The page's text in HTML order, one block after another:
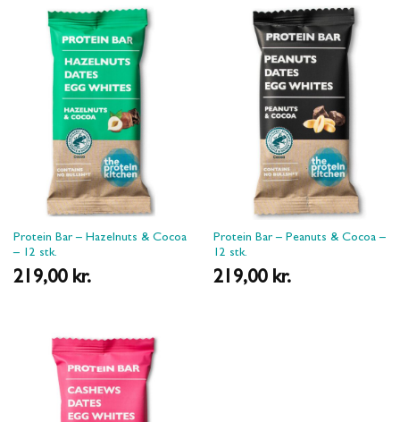
Protein Bar – Hazelnuts & Cocoa
– 12 stk.
219,00 kr.
Protein Bar – Peanuts & Cocoa –
12 stk.
219,00 kr.